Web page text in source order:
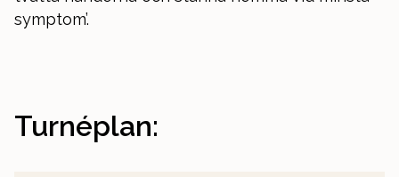
symptom’.
Turnéplan: